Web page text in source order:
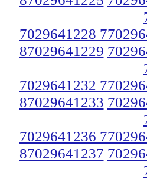
7029641228
87029641229
7029641232
87029641233
7029641236
87029641237